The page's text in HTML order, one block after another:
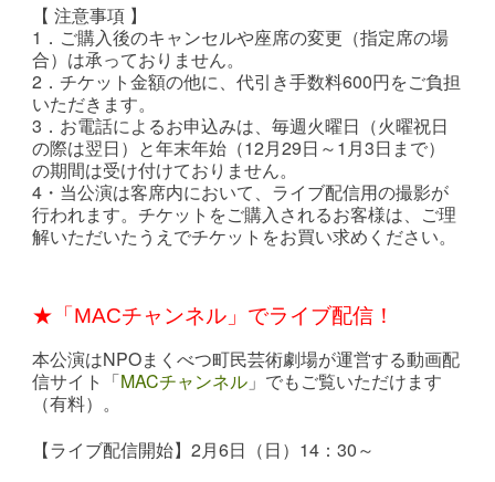
【 注意事項 】
1．ご購入後のキャンセルや座席の変更（指定席の場
合）は承っておりません。
2．チケット金額の他に、代引き手数料600円をご負担
いただきます。
3．お電話によるお申込みは、毎週火曜日（火曜祝日
の際は翌日）と年末年始（12月29日～1月3日まで）
の期間は受け付けておりません。
4・当公演は客席内において、ライブ配信用の撮影が
行われます。チケットをご購入されるお客様は、ご理
解いただいたうえでチケットをお買い求めください。
★「MACチャンネル」でライブ配信！
本公演はNPOまくべつ町民芸術劇場が運営する動画配
信サイト「MACチャンネル 」でもご覧いただけます
（有料）。
【ライブ配信開始】2月6日（日）14：30～